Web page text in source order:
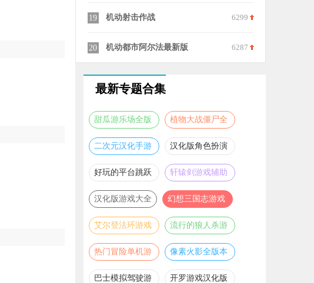
19 机动射击作战 6299
20 机动都市阿尔法最新版 6287
最新专题合集
甜瓜游乐场全版
本合集
植物大战僵尸全
版本合集
二次元汉化手游
推荐
汉化版角色扮演
游戏大全
好玩的平台跳跃
游戏合集
轩辕剑游戏辅助
合集
汉化版游戏大全
幻想三国志游戏
辅助合集
艾尔登法环游戏
辅助合集
流行的狼人杀游
戏合集
热门冒险单机游
戏合集
像素火影全版本
合集
巴士模拟驾驶游
开罗游戏汉化版